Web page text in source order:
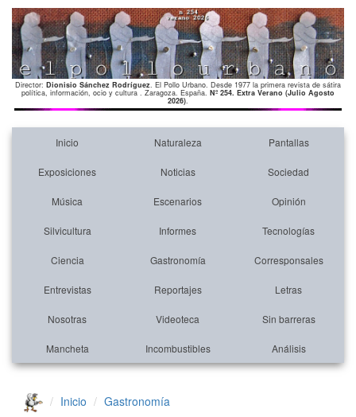
Director: Dionisio Sánchez Rodríguez. El Pollo Urbano. Desde 1977 la primera revista de sátira
política, información, ocio y cultura . Zaragoza. España. Nº 254. Extra Verano (Julio Agosto
2026).
Inicio Naturaleza Pantallas
Exposiciones Noticias Sociedad
Música Escenarios Opinión
Silvicultura Informes Tecnologías
Ciencia Gastronomía Corresponsales
Entrevistas Reportajes Letras
Nosotras Videoteca Sin barreras
Mancheta Incombustibles Análisis
Inicio Gastronomía